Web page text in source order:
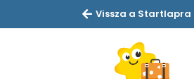
Vissza a Startlapra